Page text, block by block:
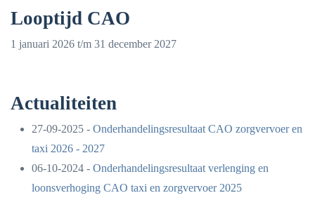
Looptijd CAO
1 januari 2026 t/m 31 december 2027
Actualiteiten
27-09-2025 - Onderhandelingsresultaat CAO zorgvervoer en
taxi 2026 - 2027
06-10-2024 - Onderhandelingsresultaat verlenging en
loonsverhoging CAO taxi en zorgvervoer 2025